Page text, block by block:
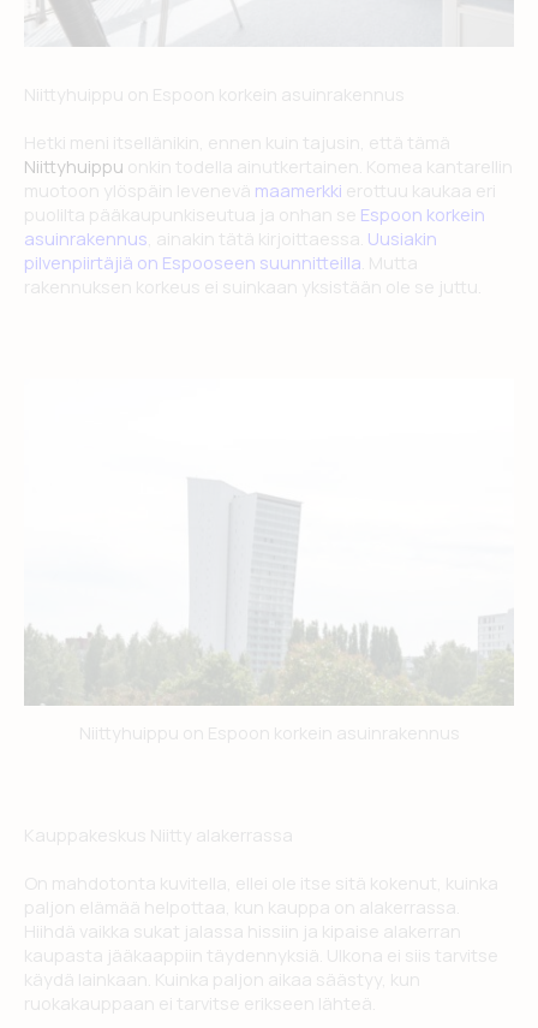
Niittyhuippu on Espoon korkein asuinrakennus
Hetki meni itsellänikin, ennen kuin tajusin, että tämä
Niittyhuippu onkin todella ainutkertainen. Komea kantarellin
muotoon ylöspäin levenevä maamerkki erottuu kaukaa eri
puolilta pääkaupunkiseutua ja onhan se Espoon korkein
asuinrakennus, ainakin tätä kirjoittaessa. Uusiakin
pilvenpiirtäjiä on Espooseen suunnitteilla. Mutta
rakennuksen korkeus ei suinkaan yksistään ole se juttu.
Niittyhuippu on Espoon korkein asuinrakennus
Kauppakeskus Niitty alakerrassa
On mahdotonta kuvitella, ellei ole itse sitä kokenut, kuinka
paljon elämää helpottaa, kun kauppa on alakerrassa.
Hiihdä vaikka sukat jalassa hissiin ja kipaise alakerran
kaupasta jääkaappiin täydennyksiä. Ulkona ei siis tarvitse
käydä lainkaan. Kuinka paljon aikaa säästyy, kun
ruokakauppaan ei tarvitse erikseen lähteä.